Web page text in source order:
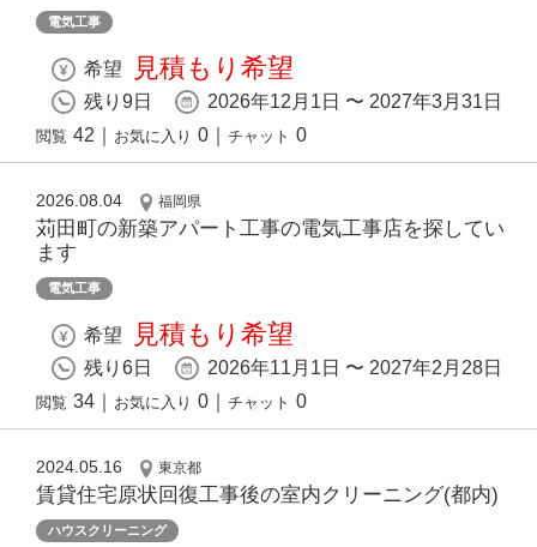
電気工事
希望 見積もり希望
残り9日 2026年12月1日 〜 2027年3月31日
閲覧 42 お気に入り 0 チャット 0
2026.08.04 福岡県
苅田町の新築アパート工事の電気工事店を探してい
ます
電気工事
希望 見積もり希望
残り6日 2026年11月1日 〜 2027年2月28日
閲覧 34 お気に入り 0 チャット 0
2024.05.16 東京都
賃貸住宅原状回復⼯事後の室内クリーニング(都内)
ハウスクリーニング